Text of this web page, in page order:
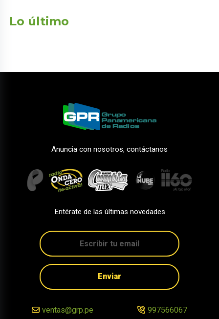
Lo último
Anuncia con nosotros, contáctanos
Entérate de las últimas novedades
Enviar
ventas@grp.pe 997566067